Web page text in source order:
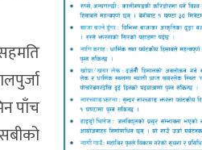
पाँच